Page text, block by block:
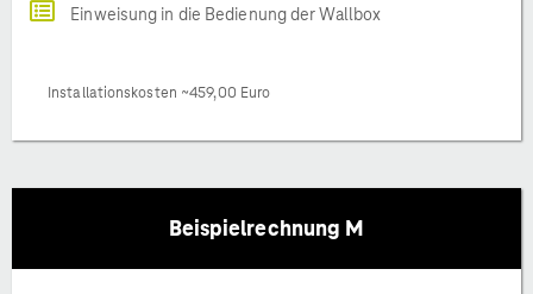
Einweisung in die Bedienung der Wallbox
Installationskosten ~459,00 Euro
Beispielrechnung M